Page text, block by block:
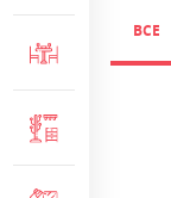
ВСЕ